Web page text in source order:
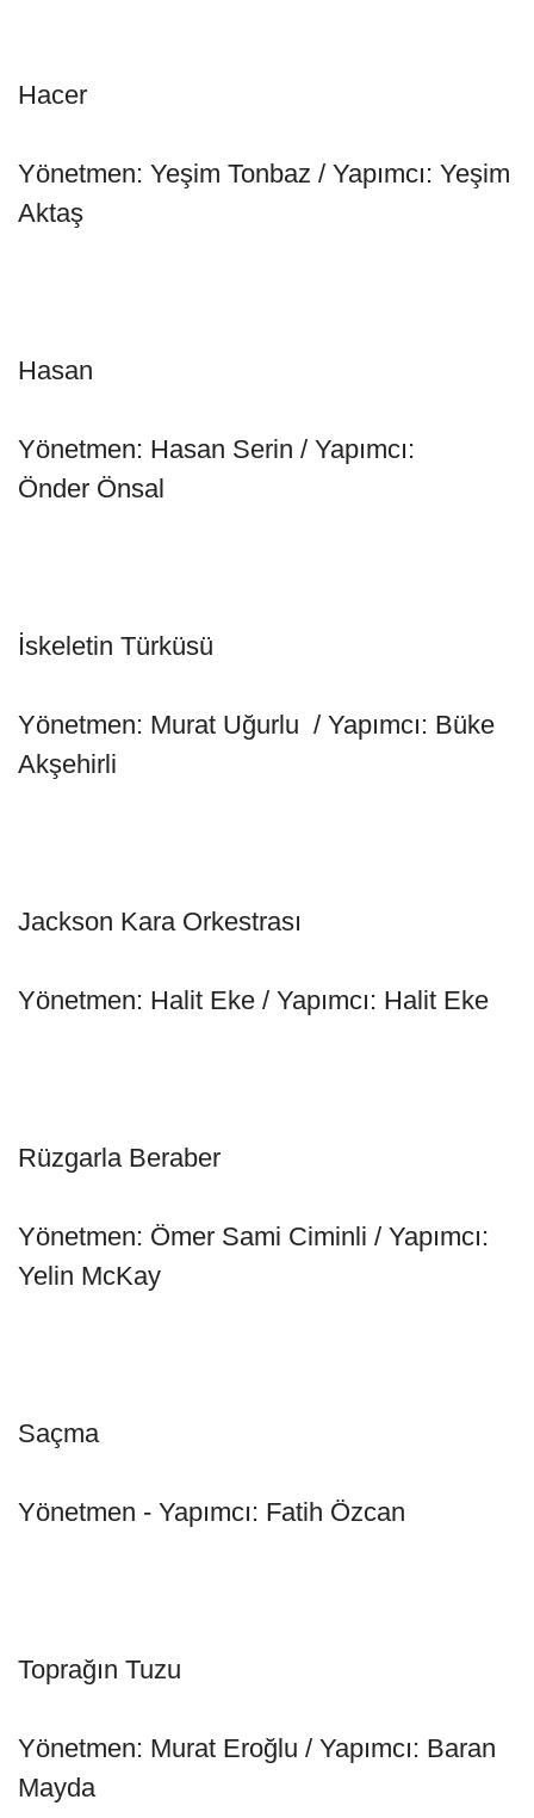
Hacer
Yönetmen: Yeşim Tonbaz / Yapımcı: Yeşim
Aktaş
Hasan
Yönetmen: Hasan Serin / Yapımcı:
Önder Önsal
İskeletin Türküsü
Yönetmen: Murat Uğurlu / Yapımcı: Büke
Akşehirli
Jackson Kara Orkestrası
Yönetmen: Halit Eke / Yapımcı: Halit Eke
Rüzgarla Beraber
Yönetmen: Ömer Sami Ciminli / Yapımcı:
Yelin McKay
Saçma
Yönetmen - Yapımcı: Fatih Özcan
Toprağın Tuzu
Yönetmen: Murat Eroğlu / Yapımcı: Baran
Mayda